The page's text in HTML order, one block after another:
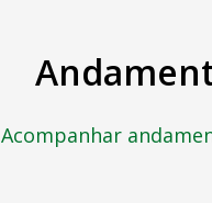
Acompanhar